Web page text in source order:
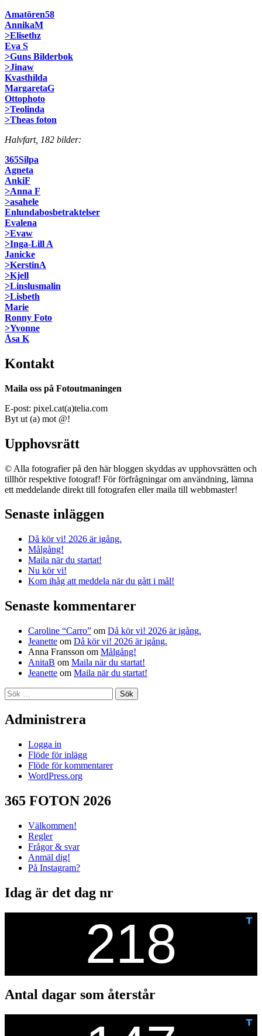
Amatören58
AnnikaM
>Elisethz
Eva S
>Guns Bilderbok
>Jinaw
Kvasthilda
MargaretaG
Ottophoto
>Teolinda
>Theas foton
Halvfart, 182 bilder:
365Silpa
Agneta
AnkiF
>Anna F
>asahele
Enlundabosbetraktelser
Evalena
>Evaw
>Inga-Lill A
Janicke
>KerstinA
>Kjell
>Linslusmalin
>Lisbeth
Marie
Ronny Foto
>Yvonne
Åsa K
Kontakt
Maila oss på Fotoutmaningen
E-post: pixel.cat(a)telia.com
Byt ut (a) mot @!
Upphovsrätt
© Alla fotografier på den här bloggen skyddas av upphovsrätten och
tillhör respektive fotograf! För förfrågningar om användning, lämna
ett meddelande direkt till fotografen eller maila till webbmaster!
Senaste inläggen
Då kör vi! 2026 är igång.
Målgång!
Maila när du startat!
Nu kör vi!
Kom ihåg att meddela när du gått i mål!
Senaste kommentarer
Caroline “Carro” om Då kör vi! 2026 är igång.
Jeanette om Då kör vi! 2026 är igång.
Anna Fransson om Målgång!
AnitaB om Maila när du startat!
Jeanette om Maila när du startat!
Sök
efter:
Administrera
Logga in
Flöde för inlägg
Flöde för kommentarer
WordPress.org
365 FOTON 2026
Välkommen!
Regler
Frågor & svar
Anmäl dig!
På Instagram?
Idag är det dag nr
Antal dagar som återstår